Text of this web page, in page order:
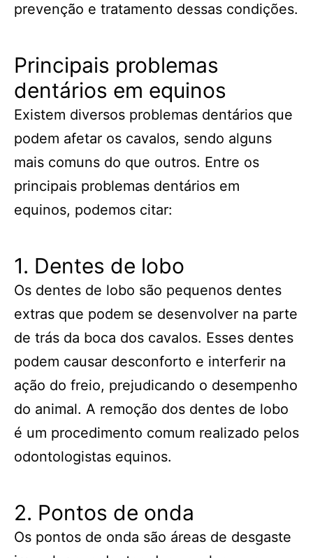
prevenção e tratamento dessas condições.
Principais problemas
dentários em equinos
Existem diversos problemas dentários que
podem afetar os cavalos, sendo alguns
mais comuns do que outros. Entre os
principais problemas dentários em
equinos, podemos citar:
1. Dentes de lobo
Os dentes de lobo são pequenos dentes
extras que podem se desenvolver na parte
de trás da boca dos cavalos. Esses dentes
podem causar desconforto e interferir na
ação do freio, prejudicando o desempenho
do animal. A remoção dos dentes de lobo
é um procedimento comum realizado pelos
odontologistas equinos.
2. Pontos de onda
Os pontos de onda são áreas de desgaste